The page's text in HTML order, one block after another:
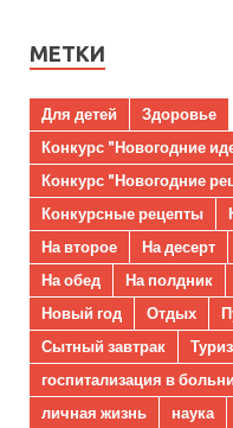
МЕТКИ
Для детей
Здоровье
Конкурс "Новогодние
Конкурс "Новогодние
Конкурсные рецепты
На второе
На десерт
На обед
На полдник
Новый год
Отдых
Сытный завтрак
госпитализация в
личная жизнь
наука